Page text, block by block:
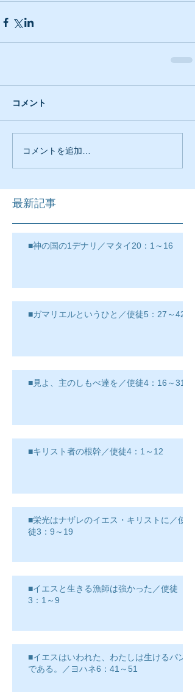
コメント
コメントを追加…
最新記事
■神の国の1デナリ／マタイ20：1～16
■ガマリエルというひと／使徒5：27～42
■見よ、主のしもべ達を／使徒4：16～31
■キリスト者の根幹／使徒4：1～12
■栄光はナザレのイエス・キリストに／使
徒3：9～19
■イエスと生きる漁師は強かった／使徒
3：1～9
■イエスはいわれた、わたしは生けるパン
である。／ヨハネ6：41～51